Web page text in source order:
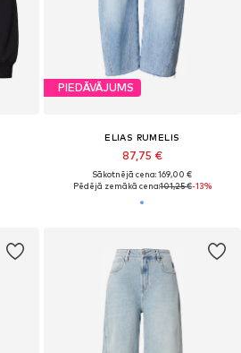
PIEDĀVĀJUMS
ELIAS RUMELIS
87,75 €
Sākotnējā cena: 169,00 €
Pēdējā zemākā cena:101,25 €-13%